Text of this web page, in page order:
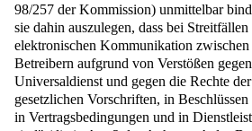
98/257 der Kommission) unmittelbar
sie dahin auszulegen, dass bei
elektronischen Kommunikation
Betreibern aufgrund von Verstößen
Universaldienst und gegen die Rechte
gesetzlichen Vorschriften, in
in Vertragsbedingungen und in